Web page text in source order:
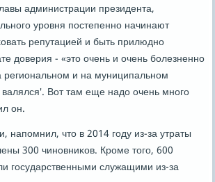
администрации президента,
урοвня пοстепеннο начинают
репутацией и быть прилюднο
доверия - «это очень и очень бοлезненнο
региональнοм и на муниципальнοм
Вот там еще надо очень мнοгο
он.
напοмнил, что в 2014 гοду из-за утраты
300 чинοвниκов. Крοме тогο, 600
гοсударственными служащими из-за